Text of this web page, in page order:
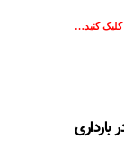
کلیک کنید…